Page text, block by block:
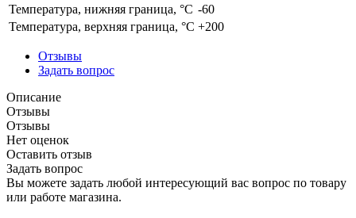
Температура, нижняя граница, °C -60
Температура, верхняя граница, °C +200
Отзывы
Задать вопрос
Описание
Отзывы
Отзывы
Нет оценок
Оставить отзыв
Задать вопрос
Вы можете задать любой интересующий вас вопрос по товару
или работе магазина.